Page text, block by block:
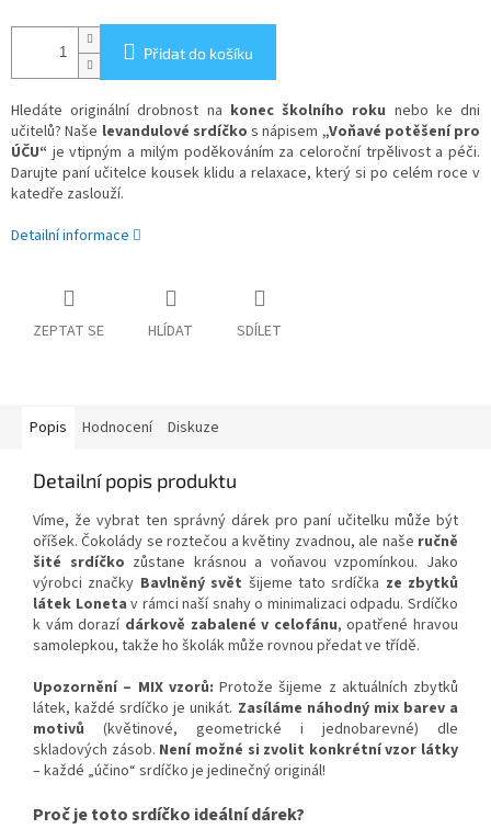
Přidat do košíku
Hledáte originální drobnost na konec školního roku nebo ke dni
učitelů? Naše levandulové srdíčko s nápisem „Voňavé potěšení pro
ÚČU“ je vtipným a milým poděkováním za celoroční trpělivost a péči.
Darujte paní učitelce kousek klidu a relaxace, který si po celém roce v
katedře zaslouží.
Detailní informace
ZEPTAT SE HLÍDAT SDÍLET
Popis Hodnocení Diskuze
Detailní popis produktu
Víme, že vybrat ten správný dárek pro paní učitelku může být
oříšek. Čokolády se roztečou a květiny zvadnou, ale naše ručně
šité srdíčko zůstane krásnou a voňavou vzpomínkou. Jako
výrobci značky Bavlněný svět šijeme tato srdíčka ze zbytků
látek Loneta v rámci naší snahy o minimalizaci odpadu. Srdíčko
k vám dorazí dárkově zabalené v celofánu, opatřené hravou
samolepkou, takže ho školák může rovnou předat ve třídě.
Upozornění – MIX vzorů: Protože šijeme z aktuálních zbytků
látek, každé srdíčko je unikát. Zasíláme náhodný mix barev a
motivů (květinové, geometrické i jednobarevné) dle
skladových zásob. Není možné si zvolit konkrétní vzor látky
– každé „účino“ srdíčko je jedinečný originál!
Proč je toto srdíčko ideální dárek?